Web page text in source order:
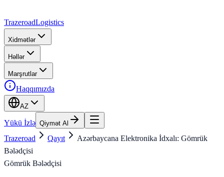
TrazeroadLogistics
Xidmətlər
Həllər
Marşrutlar
Haqqımızda
AZ
Yükü İzlə Qiymət Al
Trazeroad Qayıt
Azərbaycana Elektronika İdxalı: Gömrük
Bələdçisi
Gömrük Bələdçisi